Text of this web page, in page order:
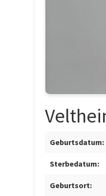
Geburtsdatum:
Sterbedatum:
Geburtsort: